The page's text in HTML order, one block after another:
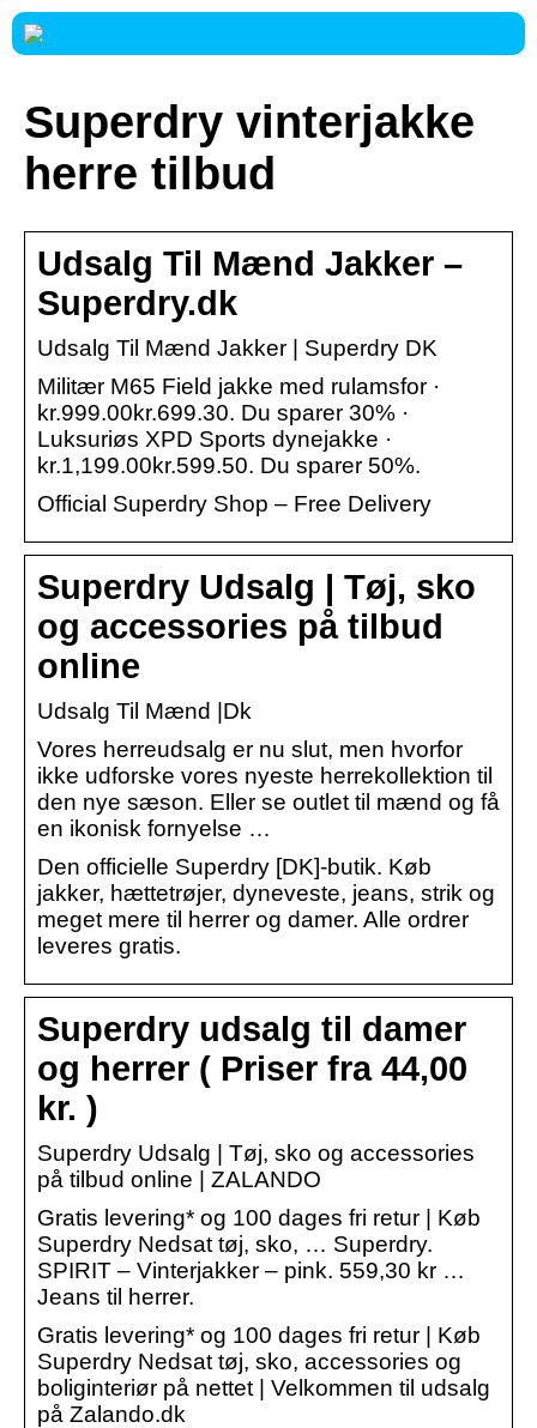
Superdry vinterjakke
herre tilbud
Udsalg Til Mænd Jakker –
Superdry.dk
Udsalg Til Mænd Jakker | Superdry DK
Militær M65 Field jakke med rulamsfor ·
kr.999.00kr.699.30. Du sparer 30% ·
Luksuriøs XPD Sports dynejakke ·
kr.1,199.00kr.599.50. Du sparer 50%.
Official Superdry Shop – Free Delivery
Superdry Udsalg | Tøj, sko
og accessories på tilbud
online
Udsalg Til Mænd |Dk
Vores herreudsalg er nu slut, men hvorfor
ikke udforske vores nyeste herrekollektion til
den nye sæson. Eller se outlet til mænd og få
en ikonisk fornyelse …
Den officielle Superdry [DK]-butik. Køb
jakker, hættetrøjer, dyneveste, jeans, strik og
meget mere til herrer og damer. Alle ordrer
leveres gratis.
Superdry udsalg til damer
og herrer ( Priser fra 44,00
kr. )
Superdry Udsalg | Tøj, sko og accessories
på tilbud online | ZALANDO
Gratis levering* og 100 dages fri retur | Køb
Superdry Nedsat tøj, sko, … Superdry.
SPIRIT – Vinterjakker – pink. 559,30 kr …
Jeans til herrer.
Gratis levering* og 100 dages fri retur | Køb
Superdry Nedsat tøj, sko, accessories og
boliginteriør på nettet | Velkommen til udsalg
på Zalando.dk